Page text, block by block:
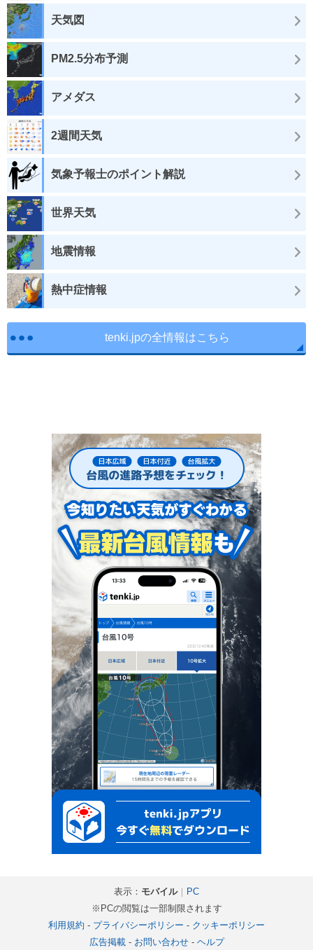
天気図
PM2.5分布予測
アメダス
2週間天気
気象予報士のポイント解説
世界天気
地震情報
熱中症情報
tenki.jpの全情報はこちら
表示： モバイル｜ PC
※PCの閲覧は一部制限されます
利用規約 - プライバシーポリシー - クッキーポリシー
広告掲載- お問い合わせ- ヘルプ